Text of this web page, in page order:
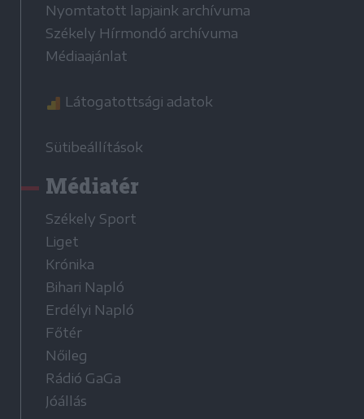
Nyomtatott lapjaink archívuma
Székely Hírmondó archívuma
Médiaajánlat
Látogatottsági adatok
Sütibeállítások
Médiatér
Székely Sport
Liget
Krónika
Bihari Napló
Erdélyi Napló
Főtér
Nőileg
Rádió GaGa
Jóállás